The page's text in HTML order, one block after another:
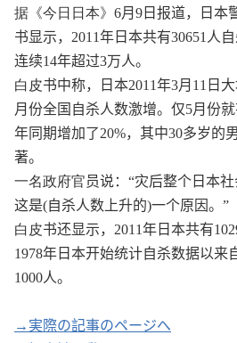
据《今日日本》 6月 9 日 报道，日本
书显示， 2011年日本共有30651 人自
连续14年超过3万人。
白皮书中称，日本2011年3月 11 日
月份全国自杀人数激增。 仅5月份
年同期增加了20%，其中30多岁的
著。
一名政府官员说： “灾后整个日本
这是(自杀人数上升的)一个原因。 ”
白皮书还显示， 2011年日本共有
1978年日本开始统计自杀数据以来
1000人。
→実際の記事のページへ